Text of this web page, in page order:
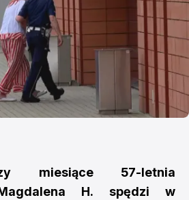
miesiące 57-letnia
H. spędzi w